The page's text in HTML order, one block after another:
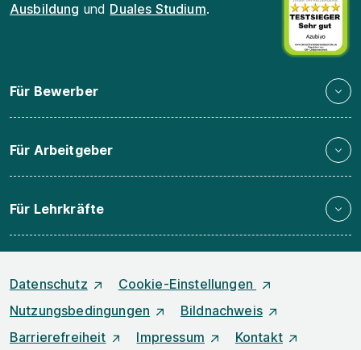
Ausbildung und Duales Studium.
Für Bewerber
Für Arbeitgeber
Für Lehrkräfte
Datenschutz
Cookie-Einstellungen
Nutzungsbedingungen
Bildnachweis
Barrierefreiheit
Impressum Kontakt